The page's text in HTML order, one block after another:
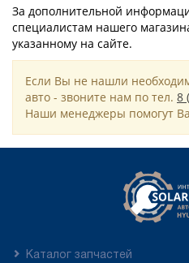
За дополнительной
специалистам нашего
указанному на сайте.
Если Вы не нашли
авто - звоните нам по тел. 8
Наши менеджеры помогут
Каталог запчастей